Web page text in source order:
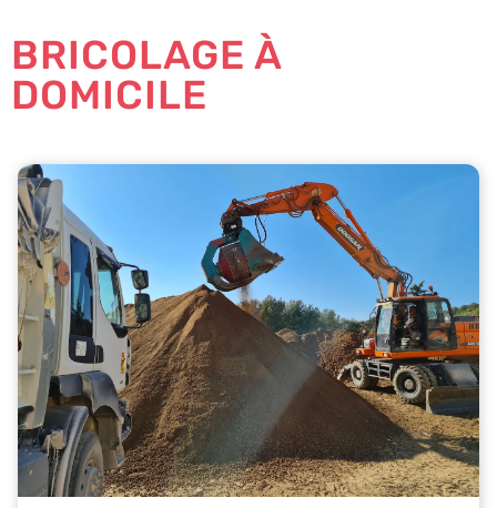
BRICOLAGE À
DOMICILE